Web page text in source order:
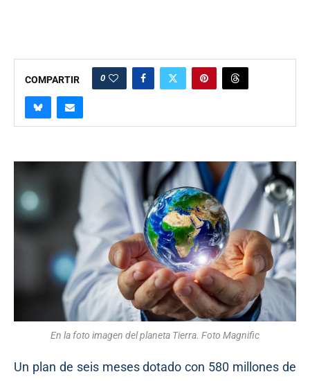
COMPARTIR 0
En la foto imagen del planeta Tierra. Foto Magnific
Un plan de seis meses dotado con 580 millones de